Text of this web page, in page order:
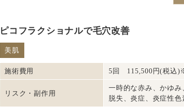
ピコフラクショナルで毛穴改善
美肌
施術費用 5回 115,500円(税込
リスク・副作用
一時的な赤み、かゆ
脱失、炎症、炎症性色